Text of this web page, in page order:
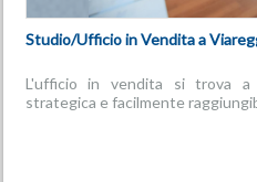
Studio/Ufficio in Vendita a
L'ufficio in vendita si trova a
strategica e facilmente